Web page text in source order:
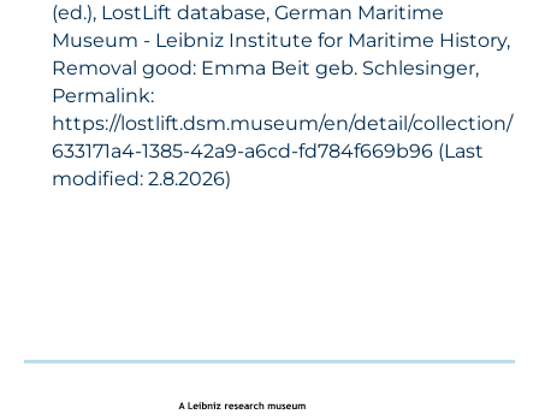
(ed.), LostLift database, German Maritime
Museum - Leibniz Institute for Maritime History,
Removal good: Emma Beit geb. Schlesinger,
Permalink:
https://lostlift.dsm.museum/en/detail/collection/
633171a4-1385-42a9-a6cd-fd784f669b96 (Last
modified: 2.8.2026)